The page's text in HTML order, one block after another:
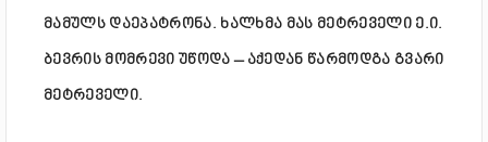
მამულს დაეპატრონა. ხალხმა მას მეტრეველი ე.ი.
ბევრის მომრევი უწოდა – აქედან წარმოდგა გვარი
მეტრეველი.